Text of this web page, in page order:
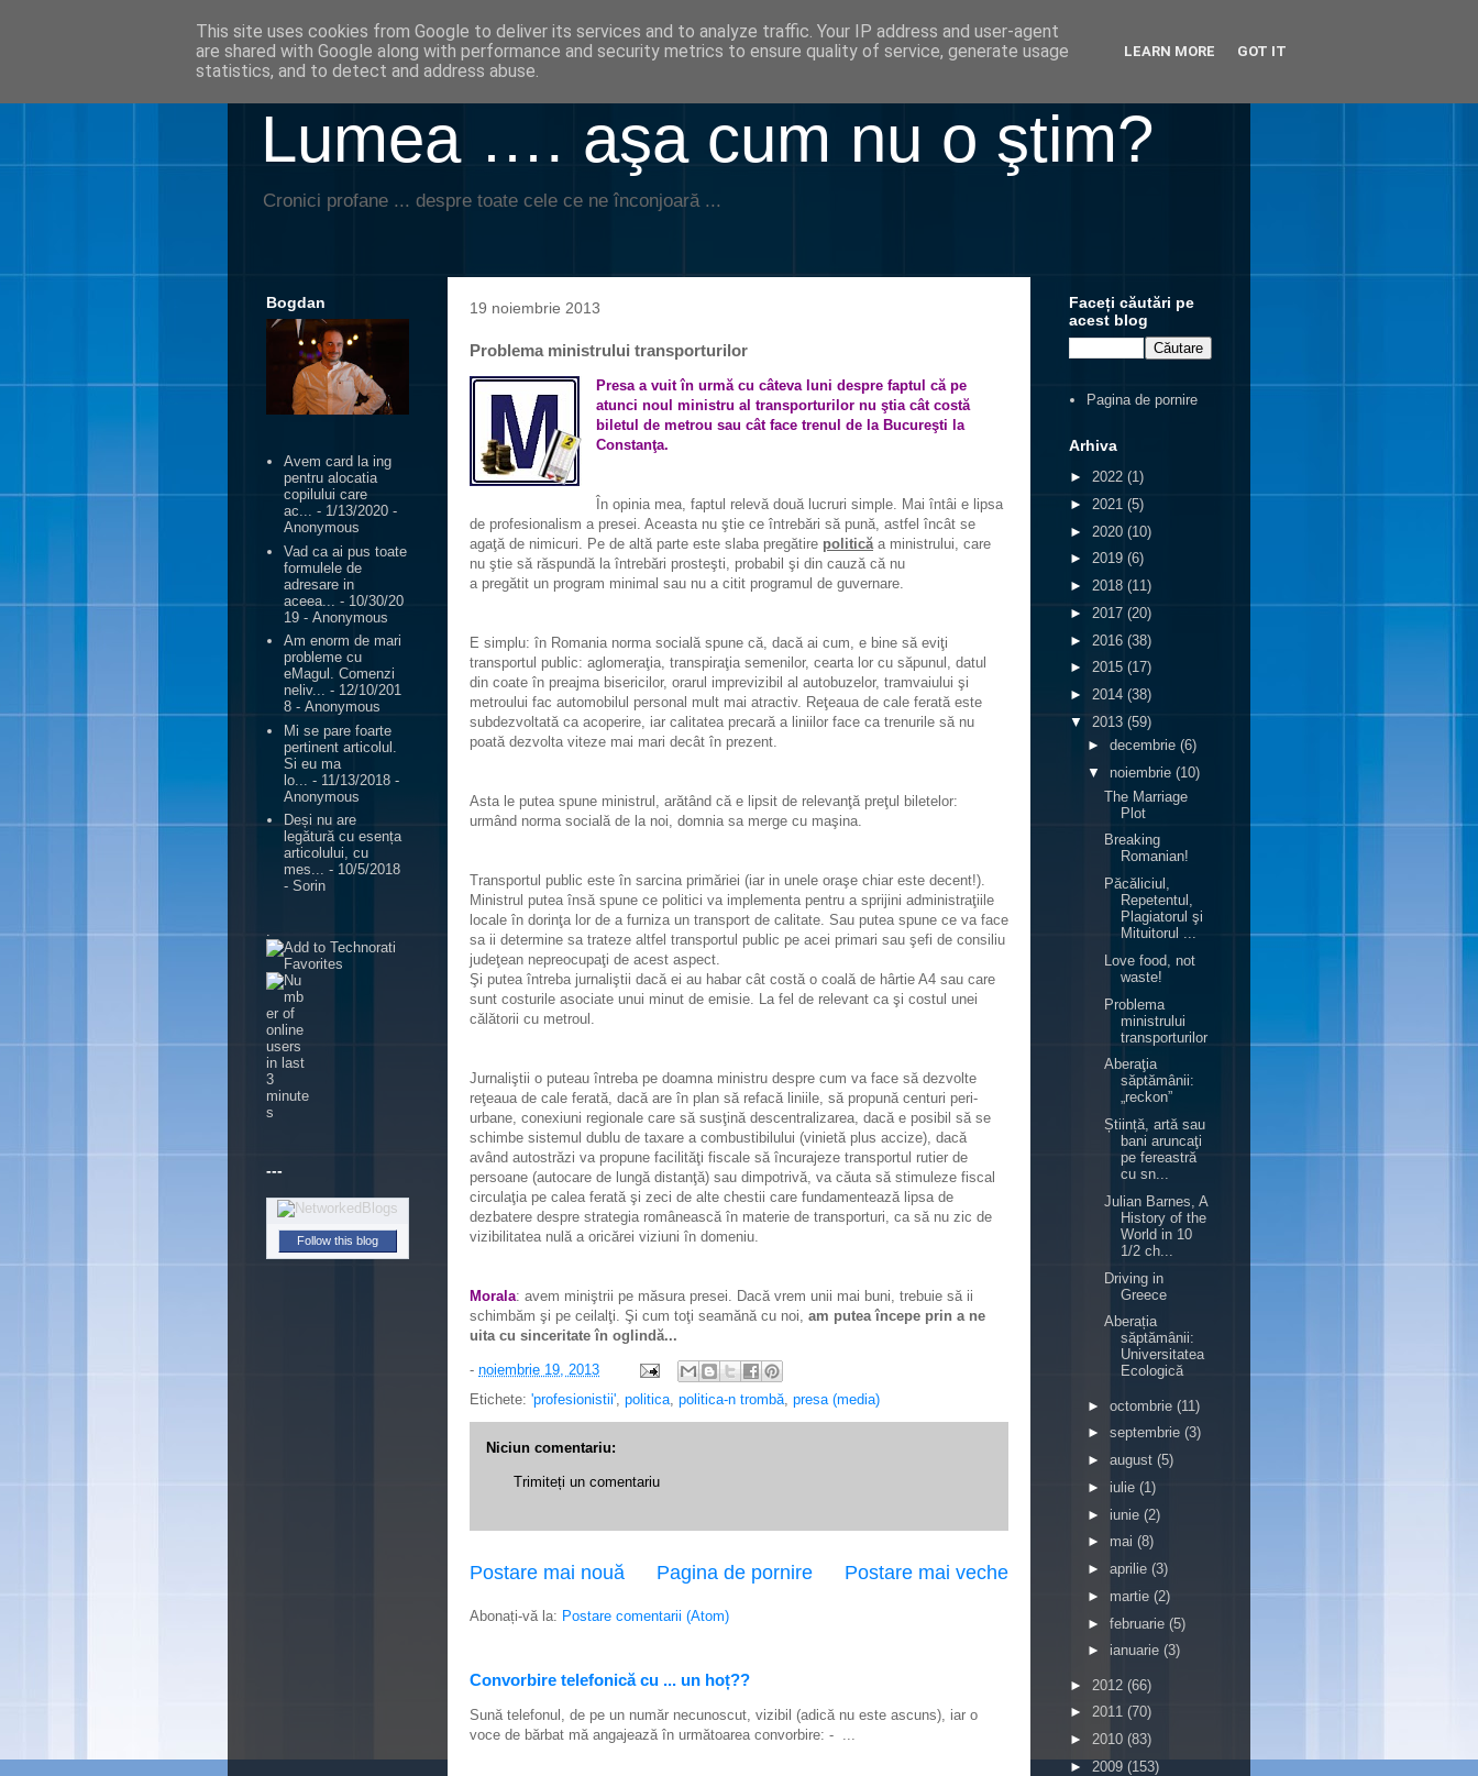
Lumea …. aşa cum nu o ştim?
Cronici profane ... despre toate cele ce ne înconjoară ...
19 noiembrie 2013
Problema ministrului transporturilor
Presa a vuit în urmă cu câteva luni despre faptul că pe
atunci noul ministru al transporturilor nu ştia cât costă
biletul de metrou sau cât face trenul de la Bucureşti la
Constanţa.
În opinia mea, faptul relevă două lucruri simple. Mai întâi e lipsa
de profesionalism a presei. Aceasta nu ştie ce întrebări să pună, astfel încât se
agaţă de nimicuri. Pe de altă parte este slaba pregătire politicăa ministrului, care
nu ştie să răspundă la întrebări prosteşti, probabil şi din cauză că nu
a pregătit un program minimal sau nu a citit programul de guvernare.
E simplu: în Romania norma socială spune că, dacă ai cum, e bine să eviţi
transportul public: aglomeraţia, transpiraţia semenilor, cearta lor cu săpunul, datul
din coate în preajma bisericilor, orarul imprevizibil al autobuzelor, tramvaiului şi
metroului fac automobilul personal mult mai atractiv. Reţeaua de cale ferată este
subdezvoltată ca acoperire, iar calitatea precară a liniilor face ca trenurile să nu
poată dezvolta viteze mai mari decât în prezent.
Asta le putea spune ministrul, arătând că e lipsit de relevanţă preţul biletelor:
urmând norma socială de la noi, domnia sa merge cu maşina.
Transportul public este în sarcina primăriei (iar in unele oraşe chiar este decent!).
Ministrul putea însă spune ce politici va implementa pentru a sprijini administraţiile
locale în dorinţa lor de a furniza un transport de calitate. Sau putea spune ce va face
sa ii determine sa trateze altfel transportul public pe acei primari sau şefi de consiliu
judeţean nepreocupaţi de acest aspect.
Şi putea întreba jurnaliştii dacă ei au habar cât costă o coală de hârtie A4 sau care
sunt costurile asociate unui minut de emisie. La fel de relevant ca şi costul unei
călătorii cu metroul.
Jurnaliştii o puteau întreba pe doamna ministru despre cum va face să dezvolte
reţeaua de cale ferată, dacă are în plan să refacă liniile, să propună centuri peri-
urbane, conexiuni regionale care să susţină descentralizarea, dacă e posibil să se
schimbe sistemul dublu de taxare a combustibilului (vinietă plus accize), dacă
având autostrăzi va propune facilităţi fiscale să încurajeze transportul rutier de
persoane (autocare de lungă distanţă) sau dimpotrivă, va căuta să stimuleze fiscal
circulaţia pe calea ferată şi zeci de alte chestii care fundamentează lipsa de
dezbatere despre strategia românească în materie de transporturi, ca să nu zic de
vizibilitatea nulă a oricărei viziuni în domeniu.
Morala: avem miniştrii pe măsura presei. Dacă vrem unii mai buni, trebuie să ii
schimbăm şi pe ceilalţi. Şi cum toţi seamănă cu noi, am putea începe prin a ne
uita cu sinceritate în oglindă...
- noiembrie 19, 2013
Etichete: 'profesionistii', politica, politica-n trombă, presa (media)
Niciun comentariu:
Trimiteți un comentariu
Postare mai nouă Postare mai veche
Pagina de pornire
Abonați-vă la: Postare comentarii (Atom)
Convorbire telefonică cu ... un hoț??
Sună telefonul, de pe un număr necunoscut, vizibil (adică nu este ascuns), iar o
voce de bărbat mă angajează în următoarea convorbire: - ...
Bogdan
Avem card la ing
pentru alocatia
copilului care
ac... - 1/13/2020 -
Anonymous
Vad ca ai pus toate
formulele de
adresare in
aceea...
- 10/30/20
19 - Anonymous
Am enorm de mari
probleme cu
eMagul. Comenzi
neliv... - 12/10/201
8 - Anonymous
Mi se pare foarte
pertinent articolul.
Si eu ma
lo...
- 11/13/2018 -
Anonymous
Deși nu are
legătură cu esența
articolului, cu
mes... - 10/5/2018
- Sorin
---
Follow this blog
Faceți căutări pe
acest blog
Pagina de pornire
Arhiva
► 2022 (1)
► 2021 (5)
► 2020 (10)
► 2019 (6)
► 2018 (11)
► 2017 (20)
► 2016 (38)
► 2015 (17)
► 2014 (38)
▼ 2013 (59)
► decembrie (6)
▼ noiembrie (10)
The Marriage
Plot
Breaking
Romanian!
Păcăliciul,
Repetentul,
Plagiatorul şi
Mituitorul ...
Love food, not
waste!
Problema
ministrului
transporturilor
Aberaţia
săptămânii:
„reckon”
Știință, artă sau
bani aruncaţi
pe fereastră
cu sn...
Julian Barnes, A
History of the
World in 10
1/2 ch...
Driving in
Greece
Aberația
săptămânii:
Universitatea
Ecologică
► octombrie (11)
► septembrie (3)
► august (5)
► iulie (1)
► iunie (2)
► mai (8)
► aprilie (3)
► martie (2)
► februarie (5)
► ianuarie (3)
► 2012 (66)
► 2011 (70)
► 2010 (83)
► 2009 (153)
This site uses cookies from Google to deliver its services and to analyze traffic. Your IP address and user-agent
are shared with Google along with performance and security metrics to ensure quality of service, generate usage
statistics, and to detect and address abuse.
LEARN MORE GOT IT